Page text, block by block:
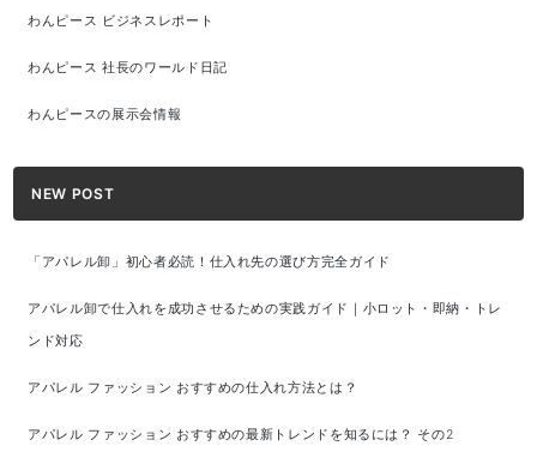
わんピース ビジネスレポート
わんピース 社長のワールド日記
わんピースの展示会情報
NEW POST
「アパレル卸」初心者必読！仕入れ先の選び方完全ガイド
アパレル卸で仕入れを成功させるための実践ガイド｜小ロット・即納・トレ
ンド対応
アパレル ファッション おすすめの仕入れ方法とは？
アパレル ファッション おすすめの最新トレンドを知るには？ その2